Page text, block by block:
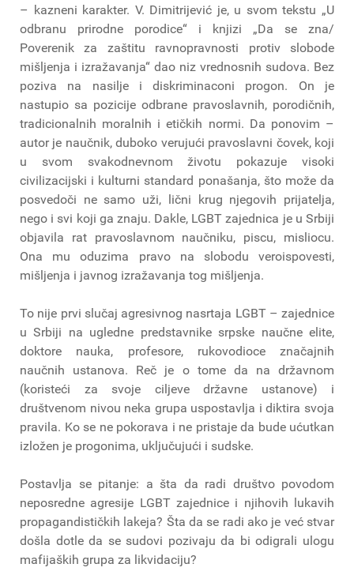
– kazneni karakter. V. Dimitrijević je, u svom tekstu „U
odbranu prirodne porodice“ i knjizi „Da se zna/
Poverenik za zaštitu ravnopravnosti protiv slobode
mišljenja i izražavanja“ dao niz vrednosnih sudova. Bez
poziva na nasilje i diskriminaconi progon. On je
nastupio sa pozicije odbrane pravoslavnih, porodičnih,
tradicionalnih moralnih i etičkih normi. Da ponovim –
autor je naučnik, duboko verujući pravoslavni čovek, koji
u svom svakodnevnom životu pokazuje visoki
civilizacijski i kulturni standard ponašanja, što može da
posvedoči ne samo uži, lični krug njegovih prijatelja,
nego i svi koji ga znaju. Dakle, LGBT zajednica je u Srbiji
objavila rat pravoslavnom naučniku, piscu, misliocu.
Ona mu oduzima pravo na slobodu veroispovesti,
mišljenja i javnog izražavanja tog mišljenja.
To nije prvi slučaj agresivnog nasrtaja LGBT – zajednice
u Srbiji na ugledne predstavnike srpske naučne elite,
doktore nauka, profesore, rukovodioce značajnih
naučnih ustanova. Reč je o tome da na državnom
(koristeći za svoje ciljeve državne ustanove) i
društvenom nivou neka grupa uspostavlja i diktira svoja
pravila. Ko se ne pokorava i ne pristaje da bude ućutkan
izložen je progonima, uključujući i sudske.
Postavlja se pitanje: a šta da radi društvo povodom
neposredne agresije LGBT zajednice i njihovih lukavih
propagandističkih lakeja? Šta da se radi ako je već stvar
došla dotle da se sudovi pozivaju da bi odigrali ulogu
mafijaških grupa za likvidaciju?